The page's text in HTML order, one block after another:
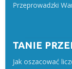
Przeprowadzki
TANIE
Jak oszacować